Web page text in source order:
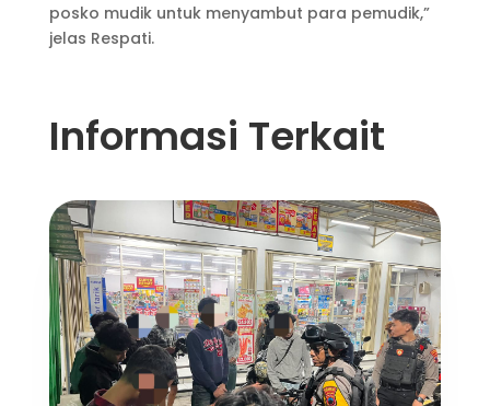
posko mudik untuk menyambut para pemudik,”
jelas Respati.
Informasi Terkait